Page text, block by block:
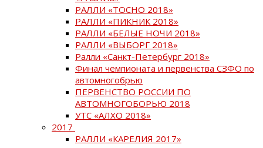
РАЛЛИ «ТОСНО 2018»
РАЛЛИ «ПИКНИК 2018»
РАЛЛИ «БЕЛЫЕ НОЧИ 2018»
РАЛЛИ «ВЫБОРГ 2018»
Ралли «Санкт-Петербург 2018»
Финал чемпионата и первенства СЗФО по
автомногобрью
ПЕРВЕНСТВО РОССИИ ПО
АВТОМНОГОБОРЬЮ 2018
УТС «АЛХО 2018»
2017
РАЛЛИ «КАРЕЛИЯ 2017»